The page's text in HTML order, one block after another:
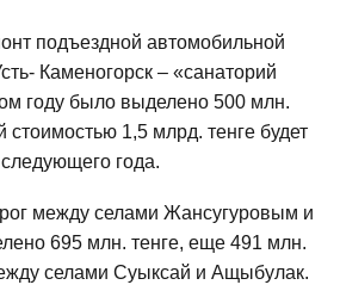
подъездной автомобильной
Каменогорск – «санаторий
году было выделено 500 млн.
стоимостью 1,5 млрд. тенге будет
года.
между селами Жансугуровым и
695 млн. тенге, еще 491 млн.
селами Суыксай и Ащыбулак.